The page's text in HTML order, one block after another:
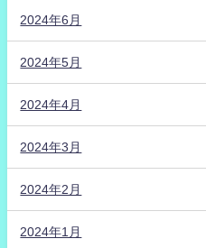
2024年6月
2024年5月
2024年4月
2024年3月
2024年2月
2024年1月